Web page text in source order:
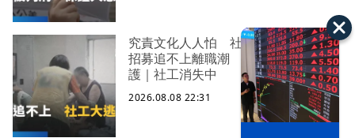
究責文化人人怕 社福缺口拉警報
招募追不上離職潮 低薪過勞誰來守
護｜社工消失中
2026.08.08 22:31